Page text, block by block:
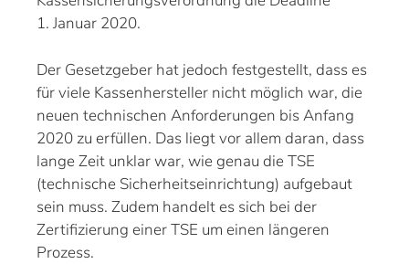
1. Januar 2020.
Der Gesetzgeber hat jedoch festgestellt, dass es
für viele Kassenhersteller nicht möglich war, die
neuen technischen Anforderungen bis Anfang
2020 zu erfüllen. Das liegt vor allem daran, dass
lange Zeit unklar war, wie genau die TSE
(technische Sicherheitseinrichtung) aufgebaut
sein muss. Zudem handelt es sich bei der
Zertifizierung einer TSE um einen längeren
Prozess.